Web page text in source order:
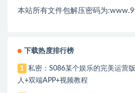
本站所有文件包解压密码为
下载热度排行榜
1
私密：S086某个娱乐的完美运营
人+双端APP+视频教程